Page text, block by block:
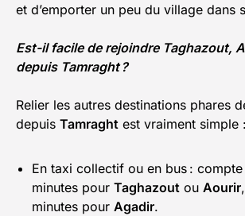
et d’emporter un peu du village dans
Est-il facile de rejoindre Taghazout,
depuis Tamraght ?
Relier les autres destinations phares
depuis Tamraght est vraiment simple :
En taxi collectif ou en bus :
minutes pour Taghazout ou Aourir
minutes pour Agadir.